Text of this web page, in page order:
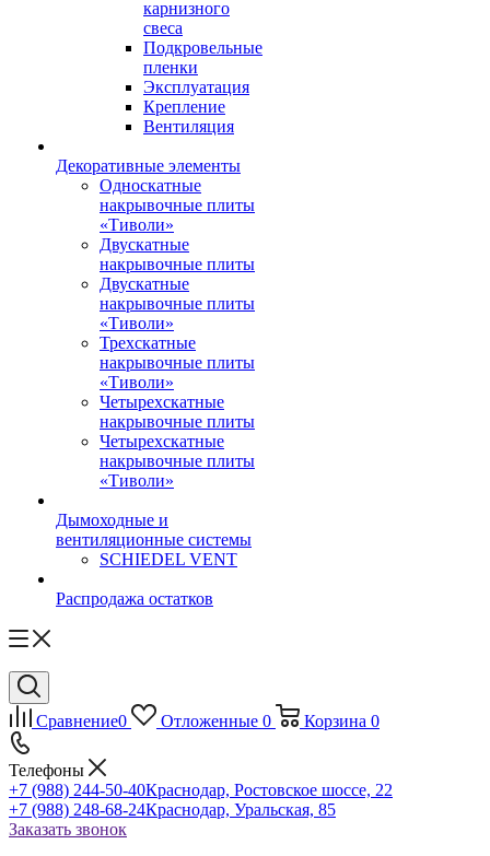
карнизного
свеса
Подкровельные
пленки
Эксплуатация
Крепление
Вентиляция
Декоративные элементы
Односкатные
накрывочные плиты
«Тиволи»
Двускатные
накрывочные плиты
Двускатные
накрывочные плиты
«Тиволи»
Трехскатные
накрывочные плиты
«Тиволи»
Четырехскатные
накрывочные плиты
Четырехскатные
накрывочные плиты
«Тиволи»
Дымоходные и
вентиляционные системы
SCHIEDEL VENT
Распродажа остатков
Сравнение0 Отложенные 0 Корзина 0
Телефоны
+7 (988) 244-50-40Краснодар, Ростовское шоссе, 22
+7 (988) 248-68-24Краснодар, Уральская, 85
Заказать звонок